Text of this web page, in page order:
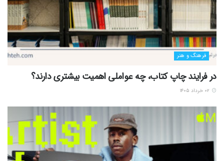
فرهنگ و هنر
در فرایند چاپ کتاب، چه عواملی اهمیت بیشتری دارند؟